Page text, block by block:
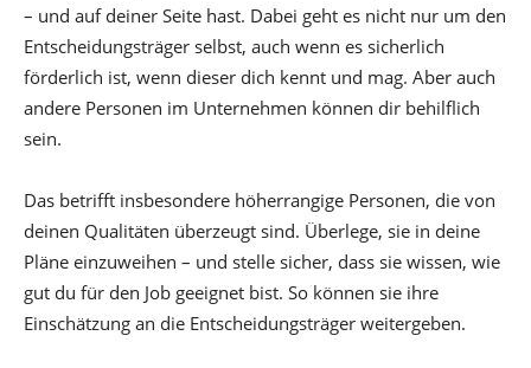
– und auf deiner Seite hast. Dabei geht es nicht nur um den
Entscheidungsträger selbst, auch wenn es sicherlich
förderlich ist, wenn dieser dich kennt und mag. Aber auch
andere Personen im Unternehmen können dir behilflich
sein.
Das betrifft insbesondere höherrangige Personen, die von
deinen Qualitäten überzeugt sind. Überlege, sie in deine
Pläne einzuweihen – und stelle sicher, dass sie wissen, wie
gut du für den Job geeignet bist. So können sie ihre
Einschätzung an die Entscheidungsträger weitergeben.